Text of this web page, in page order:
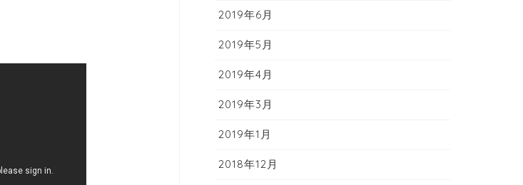
2019年6月
2019年5月
2019年4月
2019年3月
2019年1月
2018年12月